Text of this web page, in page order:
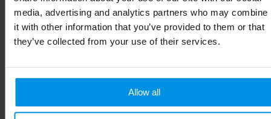
media, advertising and analytics partners who may combine
it with other information that you’ve provided to them or that
they’ve collected from your use of their services.
Allow all